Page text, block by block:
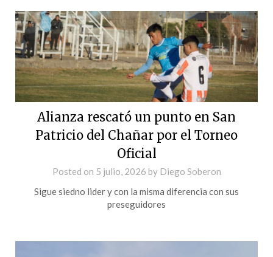
Alianza rescató un punto en San
Patricio del Chañar por el Torneo
Oficial
Posted on 5 julio, 2026 by Diego Soberon
Sigue siedno lider y con la misma diferencia con sus
preseguidores